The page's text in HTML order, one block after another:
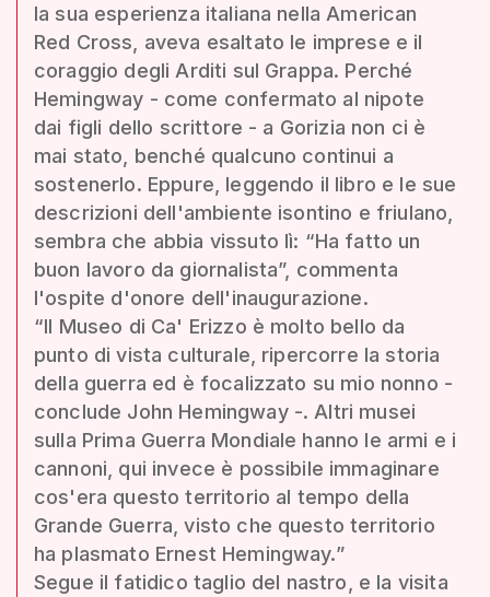
la sua esperienza italiana nella American
Red Cross, aveva esaltato le imprese e il
coraggio degli Arditi sul Grappa. Perché
Hemingway - come confermato al nipote
dai figli dello scrittore - a Gorizia non ci è
mai stato, benché qualcuno continui a
sostenerlo. Eppure, leggendo il libro e le sue
descrizioni dell'ambiente isontino e friulano,
sembra che abbia vissuto lì: “Ha fatto un
buon lavoro da giornalista”, commenta
l'ospite d'onore dell'inaugurazione.
“Il Museo di Ca' Erizzo è molto bello da
punto di vista culturale, ripercorre la storia
della guerra ed è focalizzato su mio nonno -
conclude John Hemingway -. Altri musei
sulla Prima Guerra Mondiale hanno le armi e i
cannoni, qui invece è possibile immaginare
cos'era questo territorio al tempo della
Grande Guerra, visto che questo territorio
ha plasmato Ernest Hemingway.”
Segue il fatidico taglio del nastro, e la visita